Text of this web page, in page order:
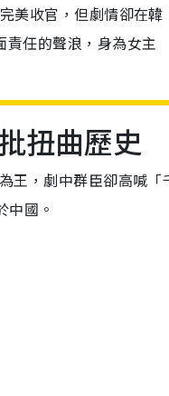
美收官，但劇情卻在韓
任的聲浪，身為女主
扭曲歷史
王，劇中群臣卻高喊「
國。